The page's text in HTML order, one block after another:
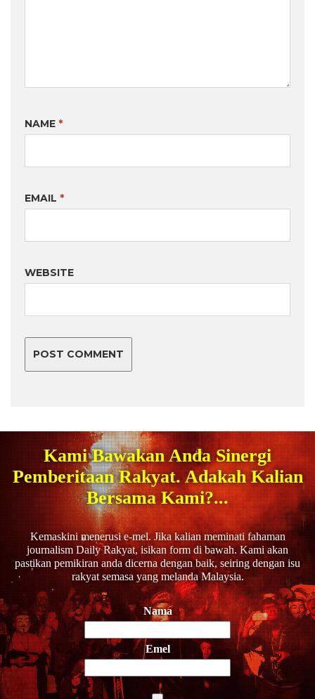
NAME *
EMAIL *
WEBSITE
Kami Bawakan Anda Sinergi
Pemberitaan Rakyat. Adakah Kalian
Bersama Kami?...
Kemaskini menerusi e-mel. Jika kalian meminati fahaman
journalism Daily Rakyat, isikan form di bawah. Kami akan
pastikan pemikiran anda dicerna dengan baik, seiring dengan isu
rakyat semasa yang melanda Malaysia.
Nama
Emel